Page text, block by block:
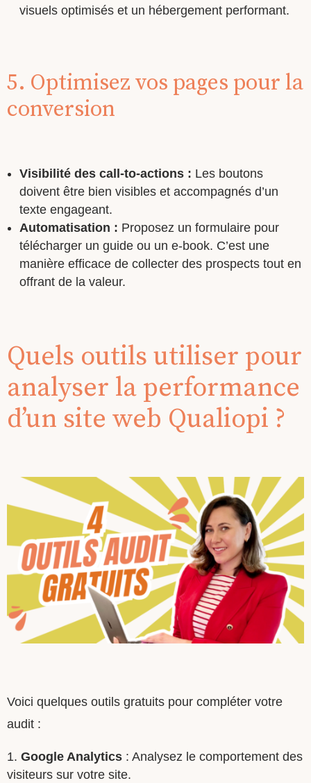
visuels optimisés et un hébergement performant.
5. Optimisez vos pages pour la
conversion
Visibilité des call-to-actions : Les boutons
doivent être bien visibles et accompagnés d’un
texte engageant.
Automatisation : Proposez un formulaire pour
télécharger un guide ou un e-book. C’est une
manière efficace de collecter des prospects tout en
offrant de la valeur.
Quels outils utiliser pour
analyser la performance
d’un site web Qualiopi ?
Voici quelques outils gratuits pour compléter votre
audit :
Google Analytics : Analysez le comportement des
visiteurs sur votre site.